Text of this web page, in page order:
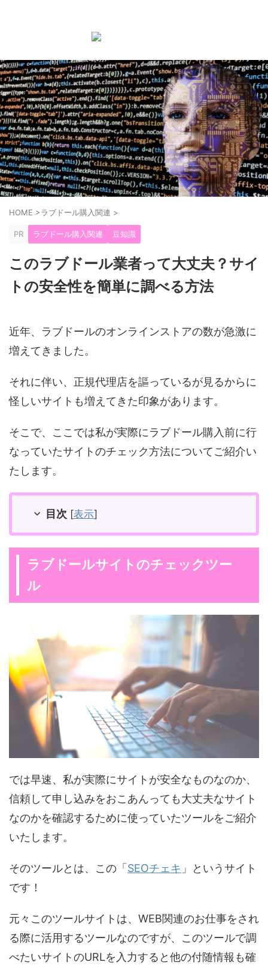
HOME >ラブドール購入関連 >
PR ラブドール購入関連 豆知識
このラブドール業者って大丈夫？サイ
トの安全性を簡単に調べる方法
近年、ラブドールのオンラインストアの数が急激に
増えてきました。
それに伴い、正規代理店を謳っているが見るからに
怪しいサイトも増えてきた印象があります。
そこで、ここでは私が実際にラブドール購入前に行
なっていたサイトのチェック方法についてご紹介い
たします。
目次 [表示]
ラブドールサイトのチェックツー
ル
では早速、私が実際にサイトが安全なものなのか、
信頼して申し込みをおこあんっても大丈夫なサイト
なのかを確認するために使っていたツールをご紹介
いたします。
そのツールとは、この「SEOチェキ 」というサイト
です！
元々このツールサイトは、WEB関連のお仕事をされ
る際に活用するツールなのですが、このツールで調
べたいサイトのURLを入力すると他の付随情報も確